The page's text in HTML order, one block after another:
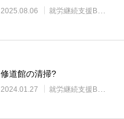
2025.08.06 就労継続支援B型・ニコサービス
修道館の清掃?
2024.01.27 就労継続支援B型・ニコサービス